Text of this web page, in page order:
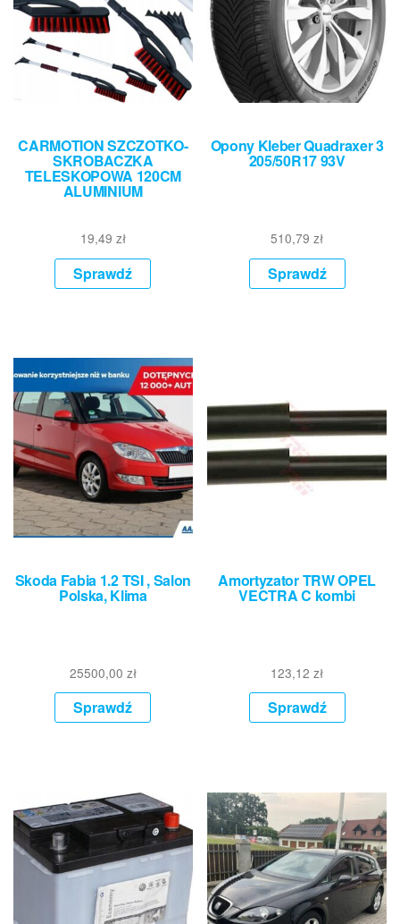
CARMOTION SZCZOTKO-
SKROBACZKA
TELESKOPOWA 120CM
ALUMINIUM
19,49 zł
Sprawdź
Opony Kleber Quadraxer 3
205/50R17 93V
510,79zł
Sprawdź
Skoda Fabia 1.2 TSI , Salon
Polska, Klima
25500,00 zł
Sprawdź
Amortyzator TRW OPEL
VECTRA C kombi
123,12zł
Sprawdź